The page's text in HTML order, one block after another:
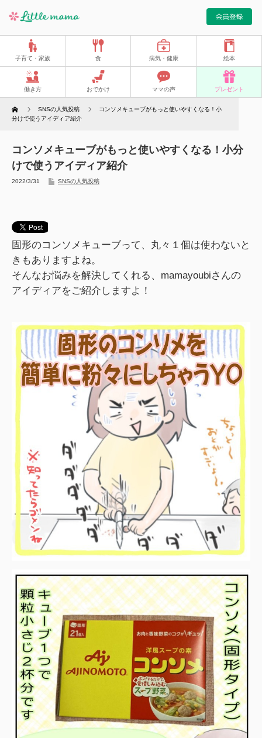
子育て・家族 食 病気・健康 絵本
働き方 おでかけ ママの声 プレゼント
Home SNSの人気投稿
コンソメキューブがもっと使いやすくなる！小
分けで使うアイディア紹介
コンソメキューブがもっと使いやすくなる！小分
けで使うアイディア紹介
2022/3/31 SNSの人気投稿
固形のコンソメキューブって、丸々１個は使わないと
きもありますよね。
そんなお悩みを解決してくれる、mamayoubiさんの
アイディアをご紹介しますよ！